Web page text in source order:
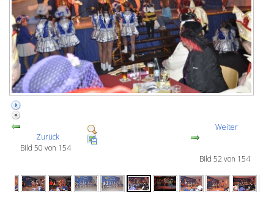
Zurück
Bild 50 von 154
Weiter
Bild 52 von 154